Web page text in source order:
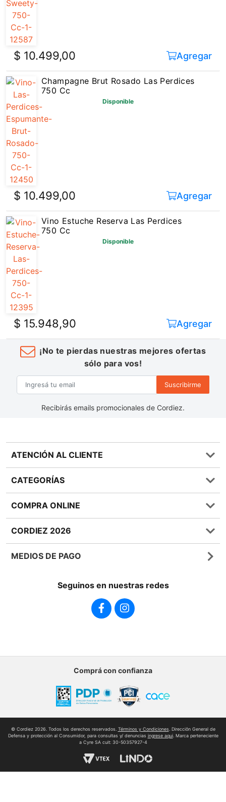
$ 10.499,00 Agregar
Champagne Brut Rosado Las Perdices
750 Cc
Disponible
$ 10.499,00 Agregar
Vino Estuche Reserva Las Perdices
750 Cc
Disponible
$ 15.948,90 Agregar
¡No te pierdas nuestras mejores ofertas
sólo para vos!
Suscribirme
Recibirás emails promocionales de Cordiez.
ATENCIÓN AL CLIENTE
Preguntas frecuentes
0810 555 1970
Términos y condiciones
Política de Devoluciones
Bases y Condiciones de Sorteos
CATEGORÍAS
Bebidas
Lácteos
COMPRA ONLINE
Métodos de entrega
Giftcards
CORDIEZ 2026
Quienes Somos
Cordiez Mixo
MEDIOS DE PAGO
Seguinos en nuestras redes
Comprá con confianza
© Cordiez 2026. Todos los derechos reservados. Términos y Condiciones. Direcciôn General de
Defensa y protección al Consumidor, para consultas y/ denuncias ingrese aqui. Marca perteneciente
a Cyre SA cuit: 30-50357927-4